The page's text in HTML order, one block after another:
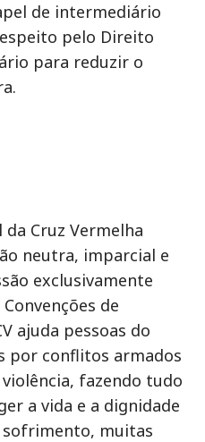
de intermediário
pelo Direito
para reduzir o
Cruz Vermelha
neutra, imparcial e
exclusivamente
de
ajuda pessoas do
por conflitos armados
fazendo tudo
a vida e a dignidade
sofrimento, muitas